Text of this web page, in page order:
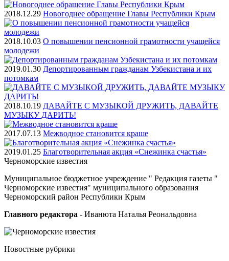
2018.12.29 Новогоднее обращение Главы Республики Крым
2018.10.03 О повышении пенсионной грамотности учащейся
молодежи
2019.01.30 Депортированным гражданам Узбекистана и их
потомкам
2018.10.19 ДАВАЙТЕ С МУЗЫКОЙ ДРУЖИТЬ, ДАВАЙТЕ
МУЗЫКУ ДАРИТЬ!
2017.07.13 Межводное становится краше
2019.01.25 Благотворительная акция «Снежинка счастья»
Черноморские известия
Муниципальное бюджетное учреждение " Редакция газеты "
Черноморские известия" муниципального образования
Черноморский район Республики Крым
Главного редактора - Иванюта Наталья Реональдовна
Новостные рубрики